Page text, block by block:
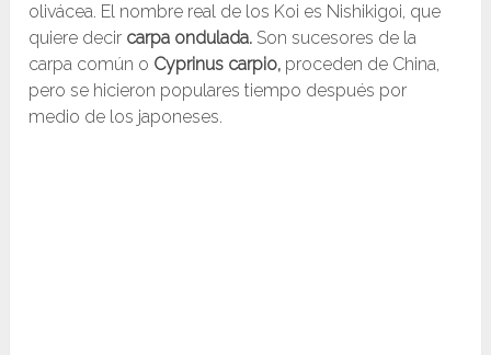
olivácea. El nombre real de los Koi es Nishikigoi, que
quiere decir carpa ondulada. Son sucesores de la
carpa común o Cyprinus carpio, proceden de China,
pero se hicieron populares tiempo después por
medio de los japoneses.